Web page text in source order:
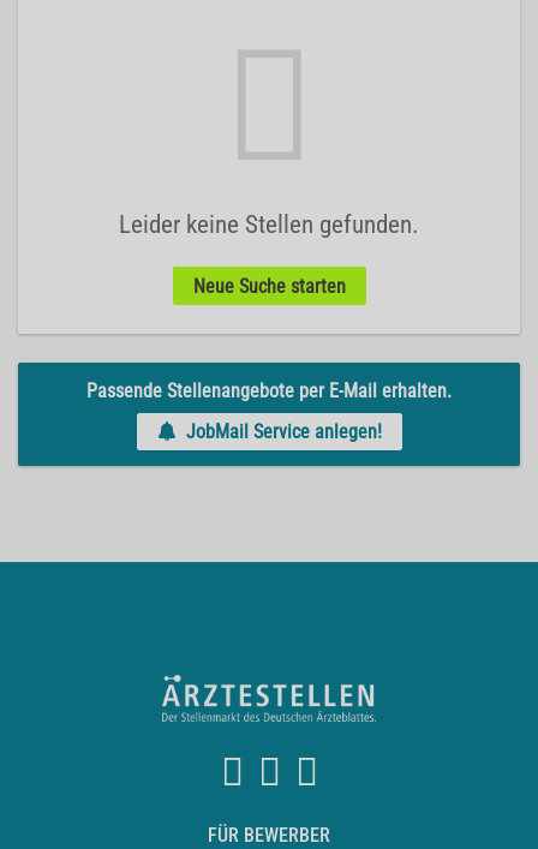
Leider keine Stellen gefunden.
Neue Suche starten
Passende Stellenangebote per E-Mail erhalten.
JobMail Service anlegen!
FÜR BEWERBER